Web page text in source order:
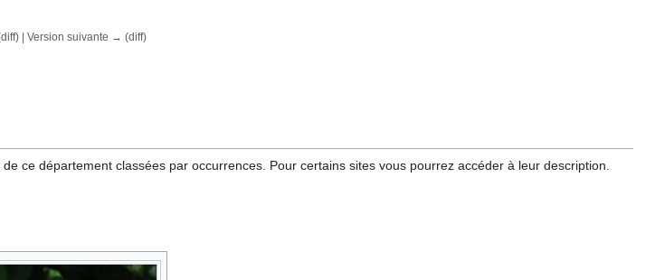
| Version suivante → (diff)
ce département classées par occurrences. Pour certains sites vous pourrez accéder à leur description.